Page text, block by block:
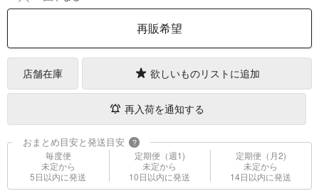
再販希望
店舗在庫 欲しいものリストに追加
再入荷を通知する
おまとめ目安と発送目安 ?
毎度便
未定から
5日以内に発送
定期便（週1)
未定から
10日以内に発送
定期便（月2)
未定から
14日以内に発送